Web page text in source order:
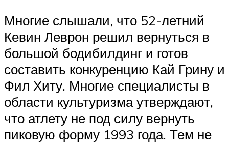
Многие слышали, что 52-летний
Кевин Леврон решил вернуться в
большой бодибилдинг и готов
составить конкуренцию Кай Грину и
Фил Хиту. Многие специалисты в
области культуризма утверждают,
что атлету не под силу вернуть
пиковую форму 1993 года. Тем не